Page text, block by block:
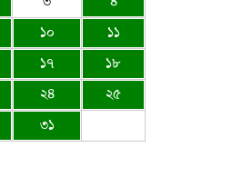
১০
১১
১৭
১৮
২৪
২৫
৩১